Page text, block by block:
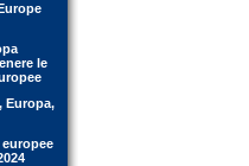
le
Europa,